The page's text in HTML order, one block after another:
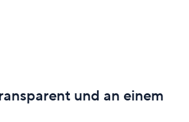
und an einem